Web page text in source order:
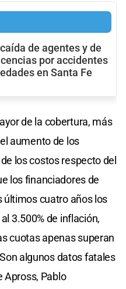
de agentes y de
por accidentes
en Santa Fe
de la cobertura, más
aumento de los
los costos respecto del
los financiadores de
últimos cuatro años los
3.500% de inflación,
cuotas apenas superan
algunos datos fatales
Apross, Pablo